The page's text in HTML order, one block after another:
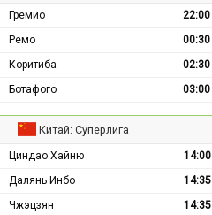
Гремио 22:00
Ремо
00:30
Коритиба
02:30
Ботафого
03:00
Китай: Суперлига
Циндао Хайню 14:00
Далянь Инбо
14:35
Чжэцзян
14:35